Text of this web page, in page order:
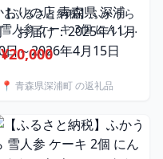
【ふるさと納税】ふかうら
雪人参 ケーキ 3個 にんじん
ケーキ キャロットケーキ
深浦 おやつ デザート スイ
せ 濃厚 焼き菓子 洋菓子 冷
おりの店 青森県 深浦町
お届け：2025年11月20日
～2026年4月15日
¥20,000
📍 青森県深浦町 の返礼品